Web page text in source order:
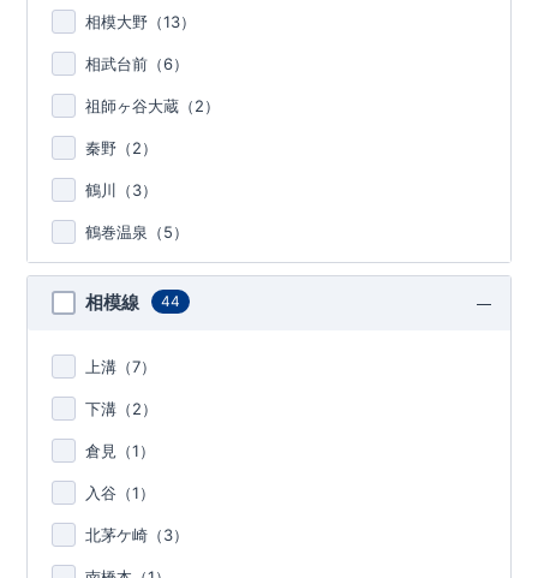
相模大野（13）
相武台前（6）
祖師ヶ谷大蔵（2）
秦野（2）
鶴川（3）
鶴巻温泉（5）
相模線 44
上溝（7）
下溝（2）
倉見（1）
入谷（1）
北茅ケ崎（3）